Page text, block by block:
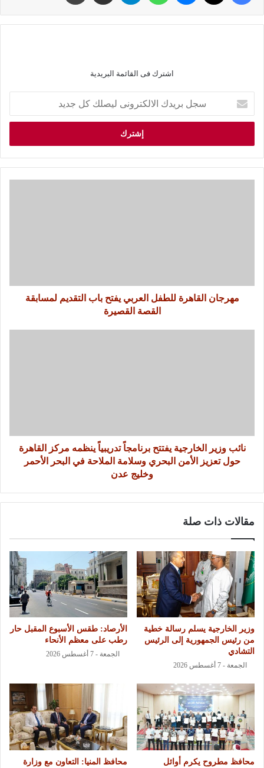
اشترك فى القائمة البريدية
مهرجان القاهرة للطفل العربي يفتح باب التقديم لمسابقة
القصة القصيرة
نائب وزير الخارجية يفتتح برنامجاً تدريبياً ينظمه مركز القاهرة
حول تعزيز الأمن البحري وسلامة الملاحة في البحر الأحمر
وخليج عدن
مقالات ذات صلة
وزير الخارجية يسلم رسالة خطية
من رئيس الجمهورية إلى الرئيس
التشادي
الجمعة - 7 أغسطس 2026
الأرصاد: طقس الأسبوع المقبل حار
رطب على معظم الأنحاء
الجمعة - 7 أغسطس 2026
محافظ مطروح يكرم أوائل
محافظ المنيا: التعاون مع وزارة